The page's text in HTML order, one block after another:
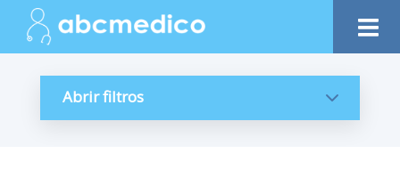
Abrir filtros